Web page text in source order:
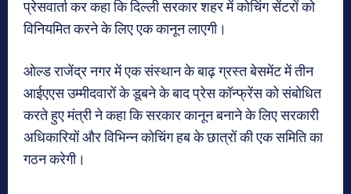
प्रेसवार्ता कर कहा कि दिल्ली सरकार शहर में कोचिंग सेंटरों को
विनियमित करने के लिए एक कानून लाएगी।
ओल्ड राजेंद्र नगर में एक संस्थान के बाढ़ ग्रस्त बेसमेंट में तीन
आईएएस उम्मीदवारों के डूबने के बाद प्रेस कॉन्फ्रेंस को संबोधित
करते हुए मंत्री ने कहा कि सरकार कानून बनाने के लिए सरकारी
अधिकारियों और विभिन्न कोचिंग हब के छात्रों की एक समिति का
गठन करेगी।